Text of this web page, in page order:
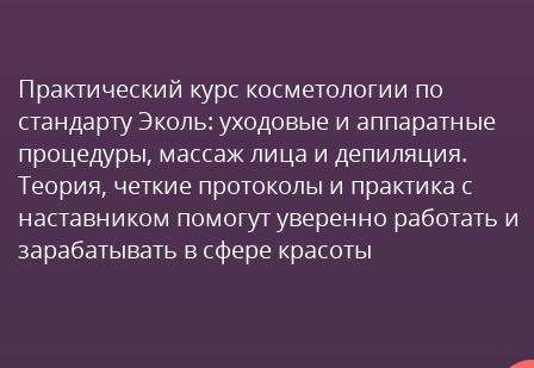
Практический курс косметологии по
стандарту Эколь: уходовые и аппаратные
процедуры, массаж лица и депиляция.
Теория, четкие протоколы и практика с
наставником помогут уверенно работать и
зарабатывать в сфере красоты